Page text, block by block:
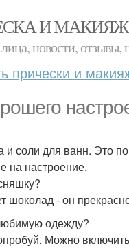
И МАКИЯЖ
новости, отзывы,
прически и
и соли для ванн. Это
на настроение.
шоколад - он
одежду?
Можно